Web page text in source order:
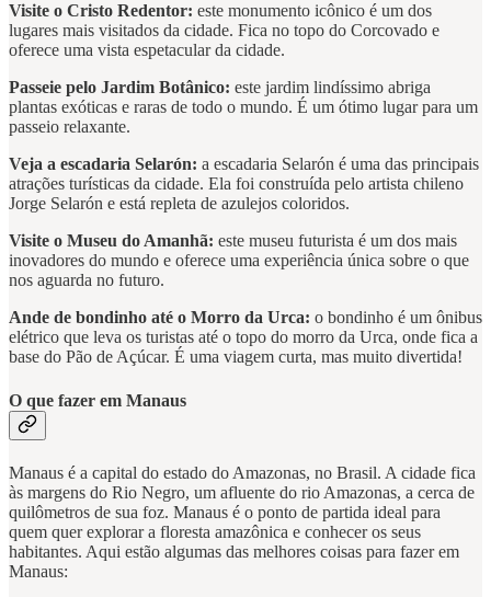
Visite o Cristo Redentor: este monumento icônico é um dos
lugares mais visitados da cidade. Fica no topo do Corcovado e
oferece uma vista espetacular da cidade.
Passeie pelo Jardim Botânico: este jardim lindíssimo abriga
plantas exóticas e raras de todo o mundo. É um ótimo lugar para um
passeio relaxante.
Veja a escadaria Selarón: a escadaria Selarón é uma das principais
atrações turísticas da cidade. Ela foi construída pelo artista chileno
Jorge Selarón e está repleta de azulejos coloridos.
Visite o Museu do Amanhã: este museu futurista é um dos mais
inovadores do mundo e oferece uma experiência única sobre o que
nos aguarda no futuro.
Ande de bondinho até o Morro da Urca: o bondinho é um ônibus
elétrico que leva os turistas até o topo do morro da Urca, onde fica a
base do Pão de Açúcar. É uma viagem curta, mas muito divertida!
O que fazer em Manaus
Manaus é a capital do estado do Amazonas, no Brasil. A cidade fica
às margens do Rio Negro, um afluente do rio Amazonas, a cerca de
quilômetros de sua foz. Manaus é o ponto de partida ideal para
quem quer explorar a floresta amazônica e conhecer os seus
habitantes. Aqui estão algumas das melhores coisas para fazer em
Manaus: